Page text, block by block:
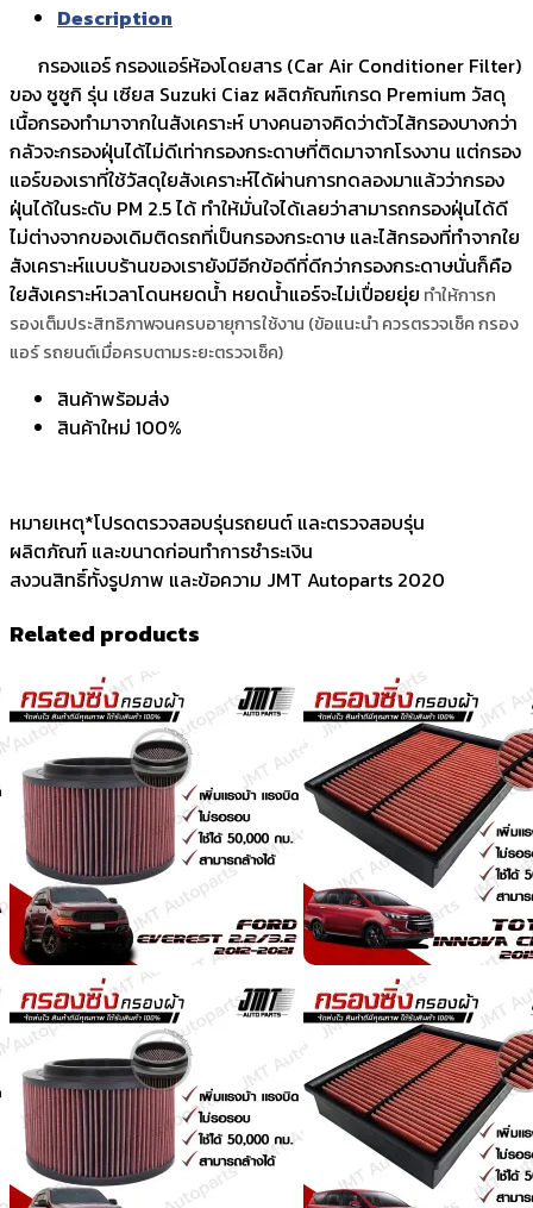
Description
กรองแอร์ กรองแอร์ห้องโดยสาร (Car Air Conditioner Filter)
ของ ซูซูกิ รุ่น เซียส Suzuki Ciaz ผลิตภัณฑ์เกรด Premium วัสดุ
เนื้อกรองทำมาจากในสังเคราะห์ บางคนอาจคิดว่าตัวไส้กรองบางกว่า
กลัวจะกรองฝุ่นได้ไม่ดีเท่ากรองกระดาษที่ติดมาจากโรงงาน แต่กรอง
แอร์ของเราที่ใช้วัสดุใยสังเคราะห์ได้ผ่านการทดลองมาแล้วว่ากรอง
ฝุ่นได้ในระดับ PM 2.5 ได้ ทำให้มั่นใจได้เลยว่าสามารถกรองฝุ่นได้ดี
ไม่ต่างจากของเดิมติดรถที่เป็นกรองกระดาษ และไส้กรองที่ทำจากใย
สังเคราะห์แบบร้านของเรายังมีอีกข้อดีที่ดีกว่ากรองกระดาษนั่นก็คือ
ใยสังเคราะห์เวลาโดนหยดน้ำ หยดน้ำแอร์จะไม่เปื่อยยุ่ย ทำให้การก
รองเต็มประสิทธิภาพจนครบอายุการใช้งาน (ข้อแนะนำ ควรตรวจเช็ค กรอง
แอร์ รถยนต์เมื่อครบตามระยะตรวจเช็ค)
สินค้าพร้อมส่ง
สินค้าใหม่ 100%
หมายเหตุ*โปรดตรวจสอบรุ่นรถยนต์ และตรวจสอบรุ่น
ผลิตภัณฑ์ และขนาดก่อนทำการชำระเงิน
สงวนสิทธิ์ทั้งรูปภาพ และข้อความ JMT Autoparts 2020
Related products